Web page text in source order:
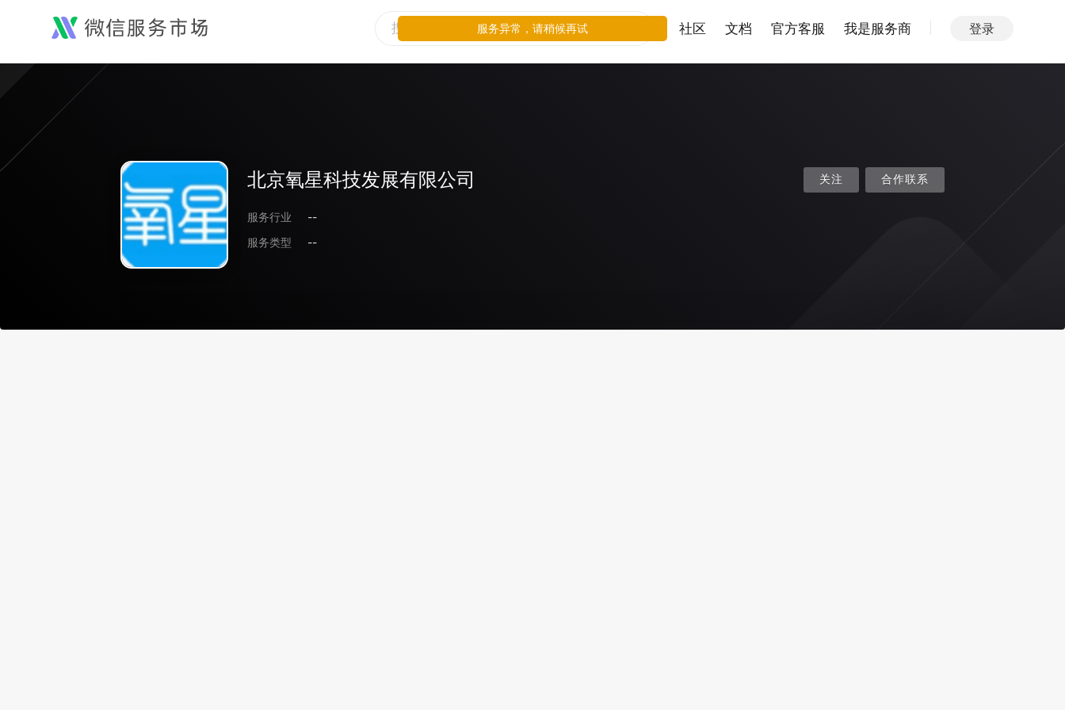
社区 文档 官方客服 我是服务商 登录
北京氧星科技发展有限公司
服务行业
--
服务类型
--
关注 合作联系
服务异常，请稍候再试